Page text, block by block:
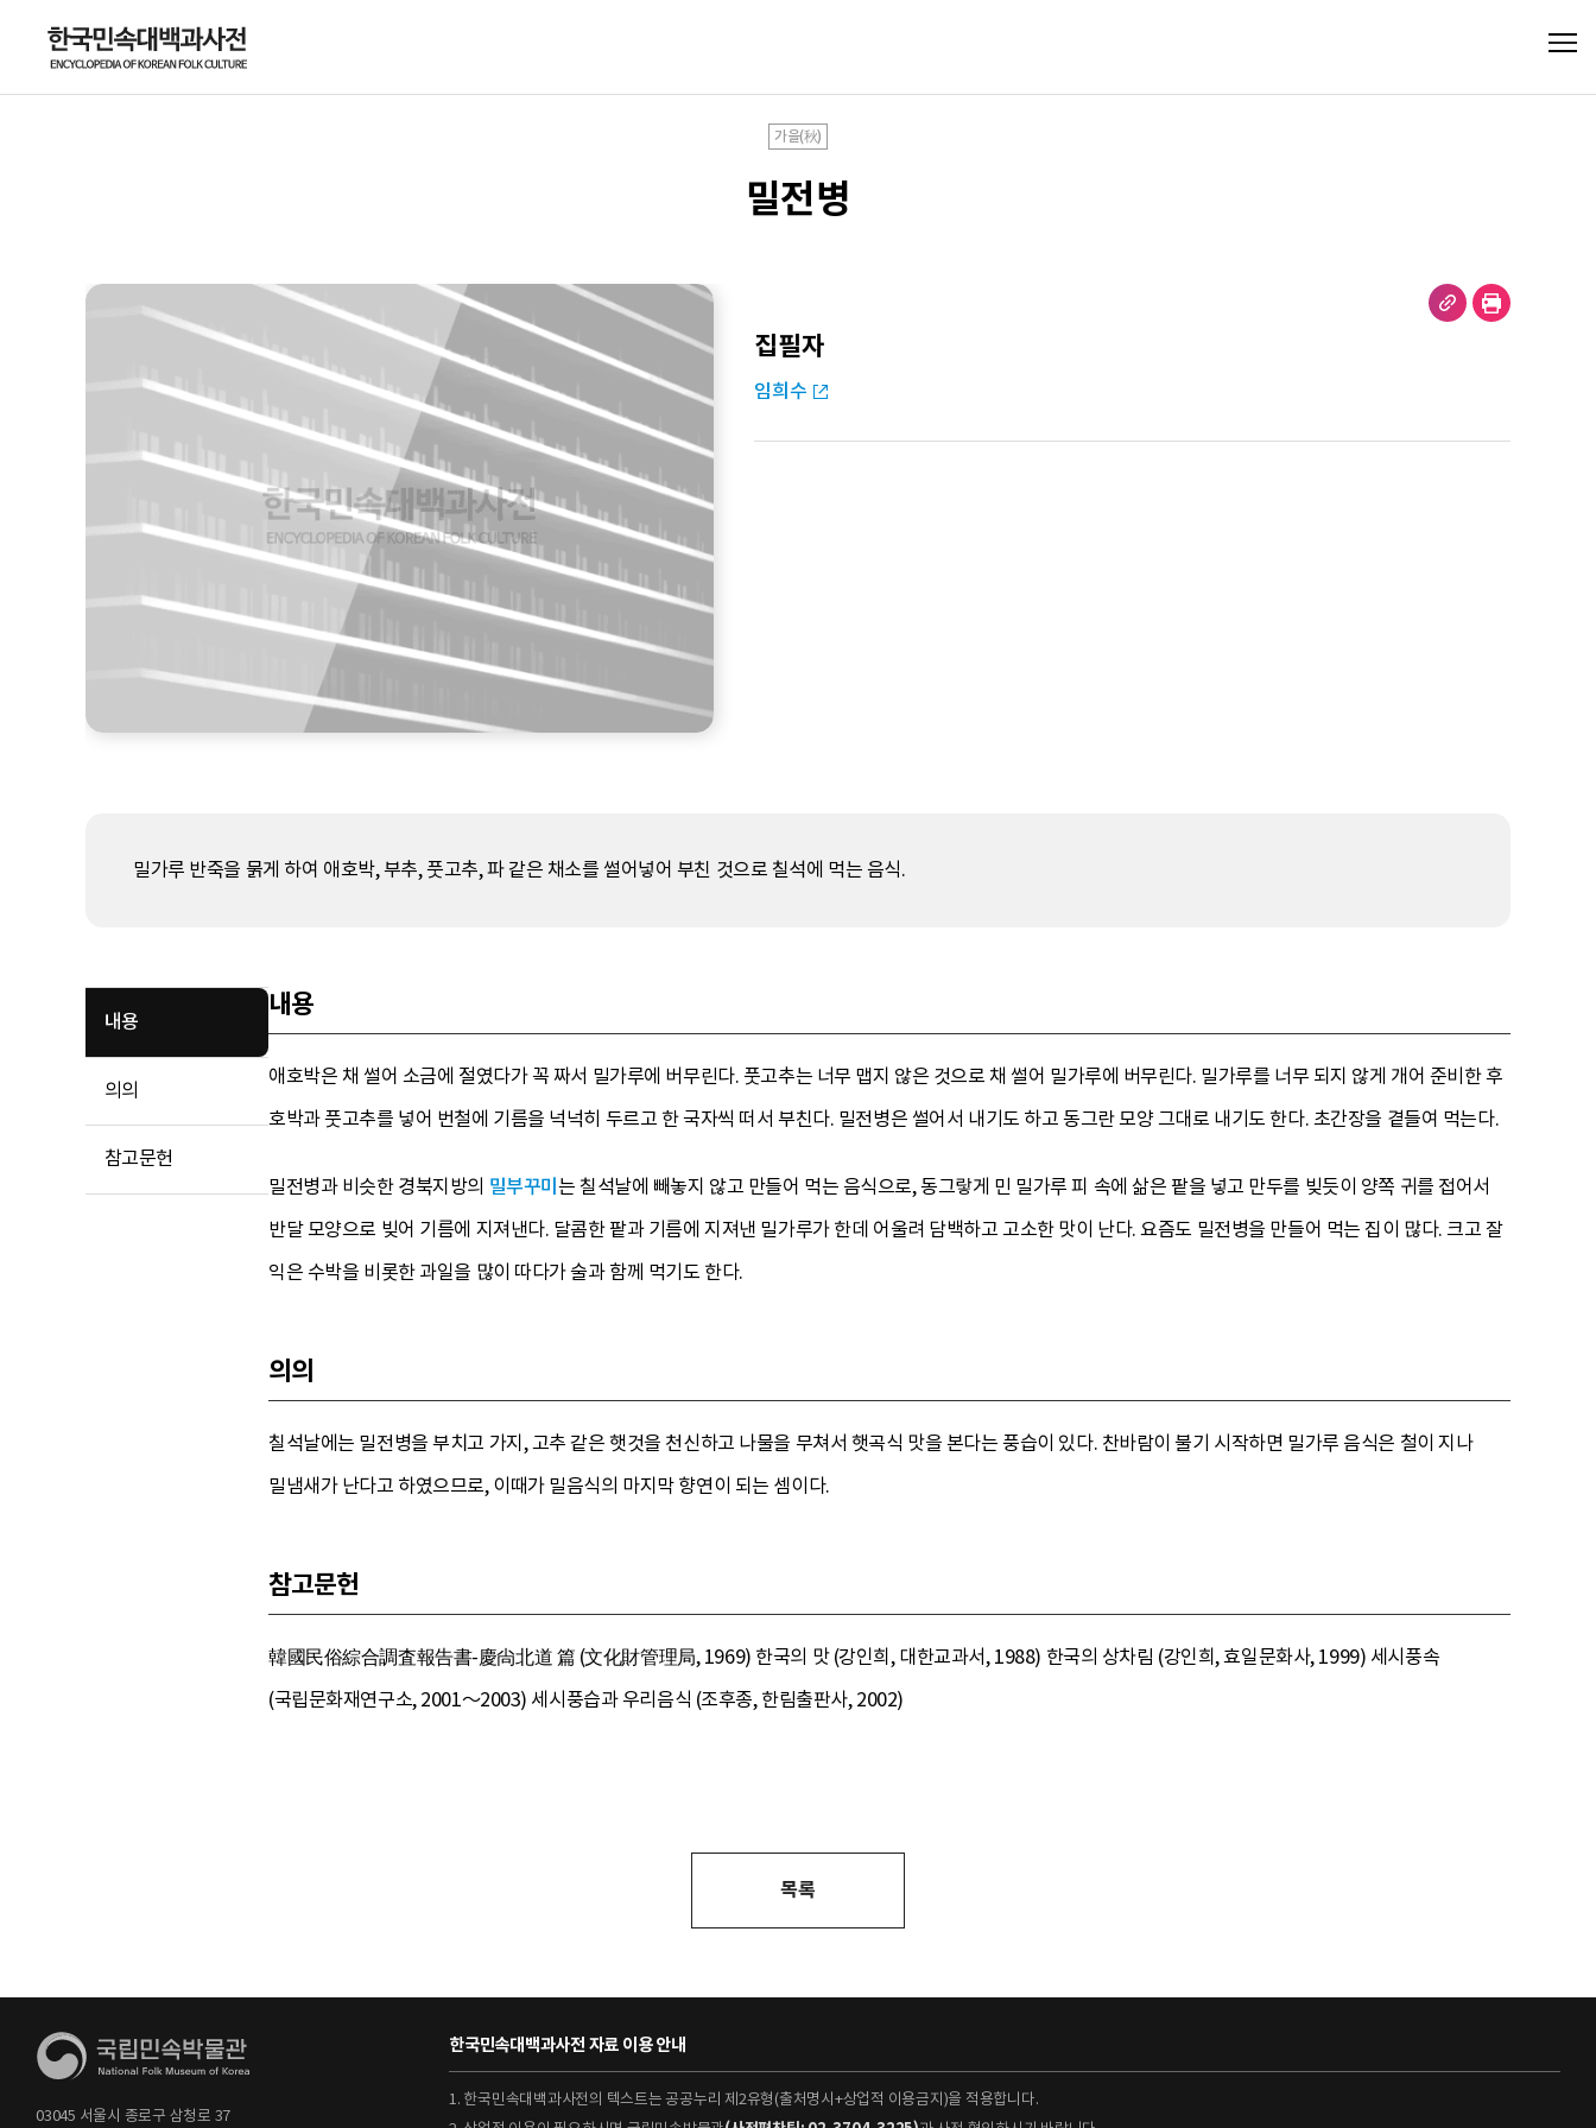
가을(秋)
밀전병
집필자
임희수
밀가루 반죽을 묽게 하여 애호박, 부추, 풋고추, 파 같은 채소를 썰어넣어 부친 것으로 칠석에 먹는 음식.
내용
의의
참고문헌
내용
애호박은 채 썰어 소금에 절였다가 꼭 짜서 밀가루에 버무린다. 풋고추는 너무 맵지 않은 것으로 채 썰어 밀가루에 버무린다. 밀가루를 너무 되지 않게 개어 준비한 후
호박과 풋고추를 넣어 번철에 기름을 넉넉히 두르고 한 국자씩 떠서 부친다. 밀전병은 썰어서 내기도 하고 동그란 모양 그대로 내기도 한다. 초간장을 곁들여 먹는다.
밀전병과 비슷한 경북지방의 밀부꾸미 는 칠석날에 빼놓지 않고 만들어 먹는 음식으로, 동그랗게 민 밀가루 피 속에 삶은 팥을 넣고 만두를 빚듯이 양쪽 귀를 접어서
반달 모양으로 빚어 기름에 지져낸다. 달콤한 팥과 기름에 지져낸 밀가루가 한데 어울려 담백하고 고소한 맛이 난다. 요즘도 밀전병을 만들어 먹는 집이 많다. 크고 잘
익은 수박을 비롯한 과일을 많이 따다가 술과 함께 먹기도 한다.
의의
칠석날에는 밀전병을 부치고 가지, 고추 같은 햇것을 천신하고 나물을 무쳐서 햇곡식 맛을 본다는 풍습이 있다. 찬바람이 불기 시작하면 밀가루 음식은 철이 지나
밀냄새가 난다고 하였으므로, 이때가 밀음식의 마지막 향연이 되는 셈이다.
참고문헌
韓國民俗綜合調査報告書-慶尙北道 篇 (文化財管理局, 1969) 한국의 맛 (강인희, 대한교과서, 1988) 한국의 상차림 (강인희, 효일문화사, 1999) 세시풍속
(국립문화재연구소, 2001～2003) 세시풍습과 우리음식 (조후종, 한림출판사, 2002)
목록
03045 서울시 종로구 삼청로 37
한국민속대백과사전 자료 이용 안내
1. 한국민속대백과사전의 텍스트는 공공누리 제2유형(출처명시+상업적 이용금지)을 적용합니다.